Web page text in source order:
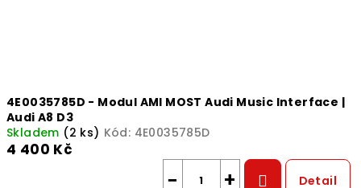
4E0035785D - Modul AMI MOST Audi Music Interface |
Audi A8 D3
Skladem (2 ks) Kód: 4E0035785D
4 400 Kč
+
− Detail